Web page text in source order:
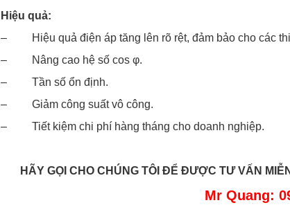
Hiệu quả:
– Hiệu quả điện áp tăng lên rõ rệt, đảm bảo cho các
– Nâng cao hệ số cos φ.
– Tần số ổn định.
– Giảm công suất vô công.
– Tiết kiệm chi phí hàng tháng cho doanh nghiệp.
HÃY GỌI CHO CHÚNG TÔI ĐỂ ĐƯỢC TƯ VẤN
Mr Quang: